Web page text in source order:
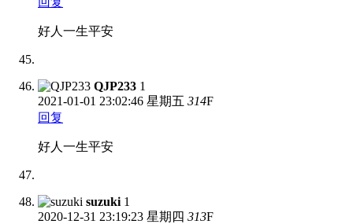
好人一生平安
QJP233 1
2021-01-01 23:02:46 星期五 314F
回复
好人一生平安
suzuki 1
2020-12-31 23:19:23 星期四 313F